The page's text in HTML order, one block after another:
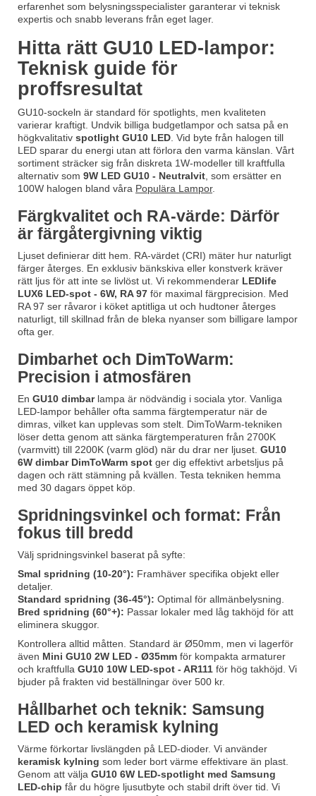
erfarenhet som belysningsspecialister garanterar vi teknisk
expertis och snabb leverans från eget lager.
Hitta rätt GU10 LED-lampor:
Teknisk guide för
proffsresultat
GU10-sockeln är standard för spotlights, men kvaliteten
varierar kraftigt. Undvik billiga budgetlampor och satsa på en
högkvalitativ spotlight GU10 LED . Vid byte från halogen till
LED sparar du energi utan att förlora den varma känslan. Vårt
sortiment sträcker sig från diskreta 1W-modeller till kraftfulla
alternativ som 9W LED GU10 - Neutralvit , som ersätter en
100W halogen bland våra Populära Lampor.
Färgkvalitet och RA-värde: Därför
är färgåtergivning viktig
Ljuset definierar ditt hem. RA-värdet (CRI) mäter hur naturligt
färger återges. En exklusiv bänkskiva eller konstverk kräver
rätt ljus för att inte se livlöst ut. Vi rekommenderar LEDlife
LUX6 LED-spot - 6W, RA 97 för maximal färgprecision. Med
RA 97 ser råvaror i köket aptitliga ut och hudtoner återges
naturligt, till skillnad från de bleka nyanser som billigare lampor
ofta ger.
Dimbarhet och DimToWarm:
Precision i atmosfären
En GU10 dimbarlampa är nödvändig i sociala ytor. Vanliga
LED-lampor behåller ofta samma färgtemperatur när de
dimras, vilket kan upplevas som stelt. DimToWarm-tekniken
löser detta genom att sänka färgtemperaturen från 2700K
(varmvitt) till 2200K (varm glöd) när du drar ner ljuset. GU10
6W dimbar DimToWarm spot ger dig effektivt arbetsljus på
dagen och rätt stämning på kvällen. Testa tekniken hemma
med 30 dagars öppet köp.
Spridningsvinkel och format: Från
fokus till bredd
Välj spridningsvinkel baserat på syfte:
Smal spridning (10-20°): Framhäver specifika objekt eller
detaljer.
Standard spridning (36-45°): Optimal för allmänbelysning.
Bred spridning (60°+): Passar lokaler med låg takhöjd för att
eliminera skuggor.
Kontrollera alltid måtten. Standard är Ø50mm, men vi lagerför
även Mini GU10 2W LED - Ø35mm för kompakta armaturer
och kraftfulla GU10 10W LED-spot - AR111 för hög takhöjd. Vi
bjuder på frakten vid beställningar över 500 kr.
Hållbarhet och teknik: Samsung
LED och keramisk kylning
Värme förkortar livslängden på LED-dioder. Vi använder
keramisk kylning som leder bort värme effektivare än plast.
Genom att välja GU10 6W LED-spotlight med Samsung
LED-chip får du högre ljusutbyte och stabil drift över tid. Vi